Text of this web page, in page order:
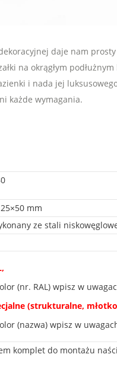
daje nam
na okrągłym
i nada jej
każde wymagania.
mm
ze stali
(nr. RAL) wpisz w
(strukturalne,
(nazwa) wpisz w
komplet do montażu